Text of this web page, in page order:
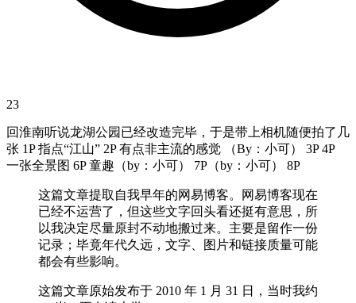
23
回淮南听说龙湖公园已经改造完毕，于是带上相机随便拍了几
张 1P 指点“江山” 2P 有点非主流的感觉 （By：小可） 3P 4P
一张全景图 6P 童趣（by：小可） 7P（by：小可） 8P
这篇文章提取自我早年的网易博客。网易博客现在
已经不运营了，但这些文字回头看还挺有意思，所
以我决定尽量原封不动地搬过来。主要是留作一份
记录；毕竟年代久远，文字、图片和链接质量可能
都会有些影响。
这篇文章原始发布于 2010 年 1 月 31 日，当时我约